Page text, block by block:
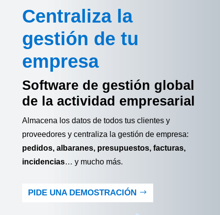
Centraliza la
gestión de tu
empresa
Software de gestión global
de la actividad empresarial
Almacena los datos de todos tus clientes y
proveedores y centraliza la gestión de empresa:
pedidos, albaranes, presupuestos, facturas,
incidencias… y mucho más.
PIDE UNA DEMOSTRACIÓN